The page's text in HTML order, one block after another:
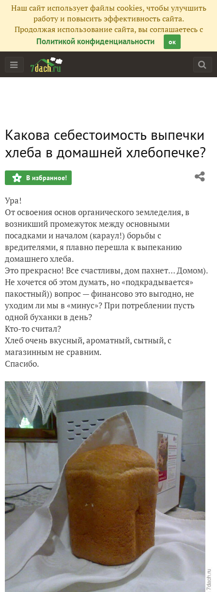
Наш сайт использует файлы cookies, чтобы улучшить
работу и повысить эффективность сайта.
Продолжая использование сайта, вы соглашаетесь с
Политикой конфиденциальности
ок
Какова себестоимость выпечки
хлеба в домашней хлебопечке?
В избранное!
Ура!
От освоения основ органического земледелия, в
возникший промежуток между основными
посадками и началом (караул!) борьбы с
вредителями, я плавно перешла к выпеканию
домашнего хлеба.
Это прекрасно! Все счастливы, дом пахнет… Домом).
Не хочется об этом думать, но «подкрадывается»
пакостный)) вопрос — финансово это выгодно, не
уходим ли мы в «минус»? При потреблении пусть
одной буханки в день?
Кто-то считал?
Хлеб очень вкусный, ароматный, сытный, с
магазинным не сравним.
Спасибо.